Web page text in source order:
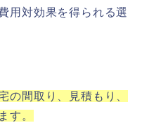
用対効果を得られる選
の間取り、見積もり、
す。